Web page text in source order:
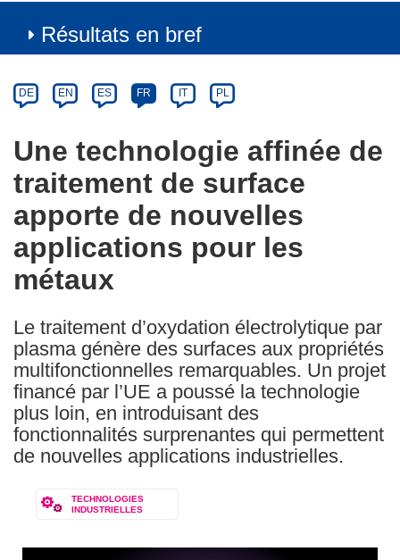
Résultats en bref
Category
Article
available
the
following
languages:
DE EN ES FR IT PL
Une technologie affinée de
traitement de surface
apporte de nouvelles
applications pour les
métaux
Le traitement d’oxydation électrolytique par
plasma génère des surfaces aux propriétés
multifonctionnelles remarquables. Un projet
financé par l’UE a poussé la technologie
plus loin, en introduisant des
fonctionnalités surprenantes qui permettent
de nouvelles applications industrielles.
TECHNOLOGIES
INDUSTRIELLES